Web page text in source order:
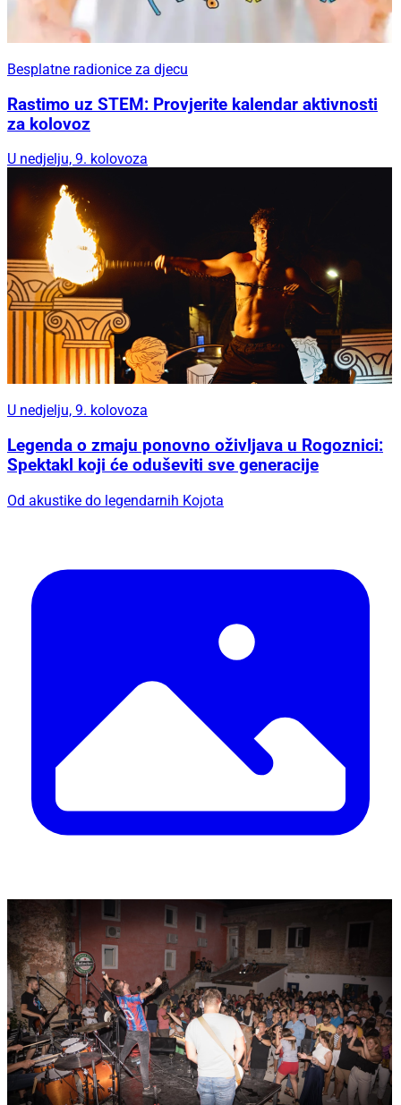
Besplatne radionice za djecu
Rastimo uz STEM: Provjerite kalendar aktivnosti
za kolovoz
U nedjelju, 9. kolovoza
U nedjelju, 9. kolovoza
Legenda o zmaju ponovno oživljava u Rogoznici:
Spektakl koji će oduševiti sve generacije
Od akustike do legendarnih Kojota